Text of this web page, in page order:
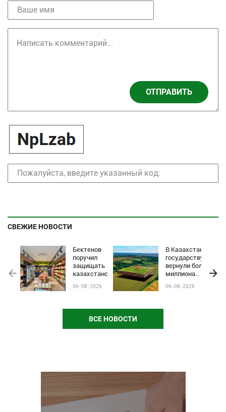
ОТПРАВИТЬ
СВЕЖИЕ НОВОСТИ
Бектенов
поручил
защищать
казахстанские
чёрного пиара
06-08-2026
В Казахстане
государству
вернули более
миллиона
сельхозземель
06-08-2026
ВСЕ НОВОСТИ